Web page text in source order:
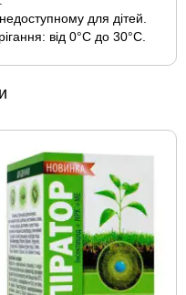
для дітей.
від 0°С до 30°С.